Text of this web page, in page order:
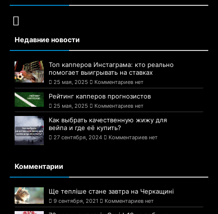
Недавние новости
Топ капперов Инстаграма: кто реально
помогает выигрывать на ставках
25 мая, 2025 Комментариев нет
Рейтинг капперов прогнозистов
25 мая, 2025 Комментариев нет
Как выбрать качественную жижу для
вейпа и где её купить?
27 сентября, 2024 Комментариев нет
Комментарии
Ще тепліше стане завтра на Черкащині
9 сентября, 2021 Комментариев нет